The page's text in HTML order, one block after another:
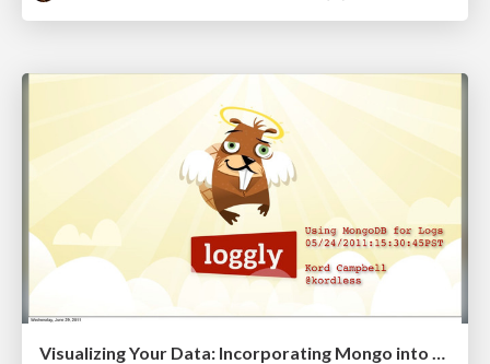
Visualizing Your Data: Incorporating Mongo into Loggly Infrastructure